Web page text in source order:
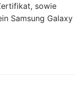
sowie
Samsung Galaxy